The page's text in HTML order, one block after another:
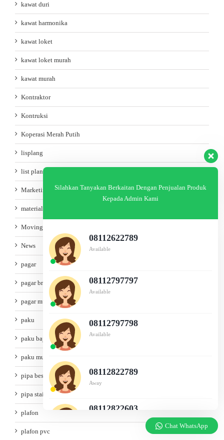
kawat duri
kawat harmonika
kawat loket
kawat loket murah
kawat murah
Kontraktor
Kontruksi
Koperasi Merah Putih
lisplang
list plang
Marketing
material kayu
Moving Tips
News
pagar
pagar brc
pagar murah
paku
paku baja
paku murah
pipa besi
pipa stainles
plafon
plafon pvc
Silahkan Tanyakan Berkaitan Dengan Penjualan Produk
Kepada Admin Kami
08112622789
Available
08112797797
Available
08112797798
Available
08112822789
Away
08112822603
Chat WhatsApp